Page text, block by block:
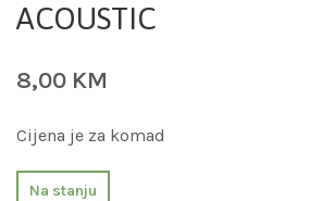
ACOUSTIC
8,00 KM
Cijena je za komad
Na stanju